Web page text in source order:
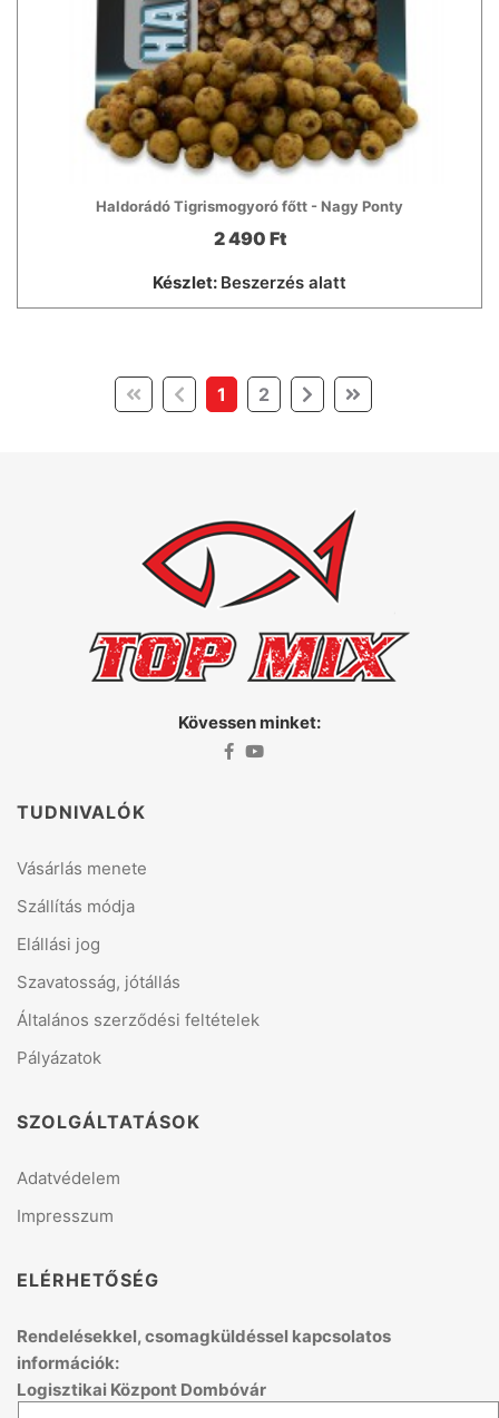
Haldorádó Tigrismogyoró főtt - Nagy Ponty
2 490 Ft
Készlet: Beszerzés alatt
1 (current)
2
Kövessen minket:
TUDNIVALÓK
Vásárlás menete
Szállítás módja
Elállási jog
Szavatosság, jótállás
Általános szerződési feltételek
Pályázatok
SZOLGÁLTATÁSOK
Adatvédelem
Impresszum
ELÉRHETŐSÉG
Rendelésekkel, csomagküldéssel kapcsolatos
információk:
Logisztikai Központ Dombóvár